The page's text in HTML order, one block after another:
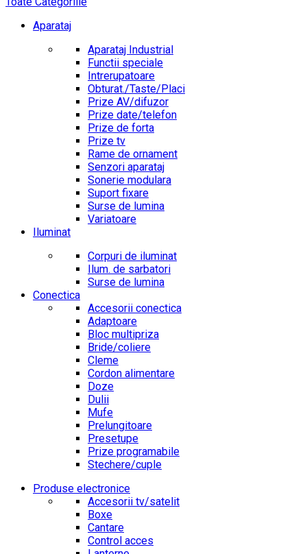
Aparataj
Aparataj Industrial
Functii speciale
Intrerupatoare
Obturat./Taste/Placi
Prize AV/difuzor
Prize date/telefon
Prize de forta
Prize tv
Rame de ornament
Senzori aparataj
Sonerie modulara
Suport fixare
Surse de lumina
Variatoare
Iluminat
Corpuri de iluminat
Ilum. de sarbatori
Surse de lumina
Conectica
Accesorii conectica
Adaptoare
Bloc multipriza
Bride/coliere
Cleme
Cordon alimentare
Doze
Dulii
Mufe
Prelungitoare
Presetupe
Prize programabile
Stechere/cuple
Produse electronice
Accesorii tv/satelit
Boxe
Cantare
Control acces